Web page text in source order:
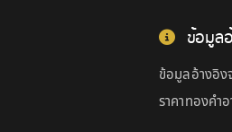
ข้อมูล
ข้อมูลอ้างอิ
ราคาทองคำ